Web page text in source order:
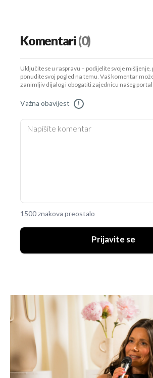
Komentari(0)
Uključite se u raspravu – podijelite svoje
ponudite svoj pogled na temu. Vaš komentar
zanimljiv dijalog i obogatiti zajednicu našeg
Važna obavijest !
1500 znakova preostalo
Prijavite se